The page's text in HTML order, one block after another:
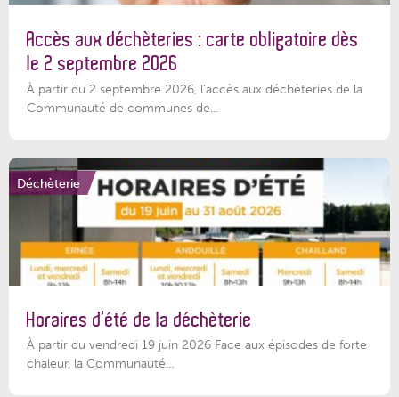
Accès aux déchèteries : carte obligatoire dès
le 2 septembre 2026
À partir du 2 septembre 2026, l’accès aux déchèteries de la
Communauté de communes de...
Déchèterie
Horaires d’été de la déchèterie
À partir du vendredi 19 juin 2026 Face aux épisodes de forte
chaleur, la Communauté...